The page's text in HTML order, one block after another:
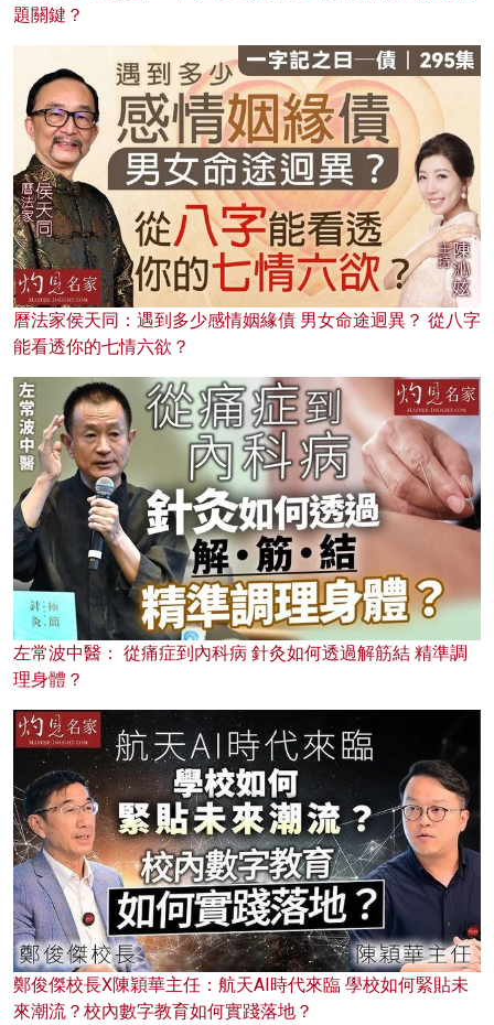
題關鍵？
曆法家侯天同：遇到多少感情姻緣債 男女命途迥異？ 從八字
能看透你的七情六欲？
左常波中醫： 從痛症到內科病 針灸如何透過解筋結 精準調
理身體？
鄭俊傑校長X陳穎華主任：航天AI時代來臨 學校如何緊貼未
來潮流？校內數字教育如何實踐落地？